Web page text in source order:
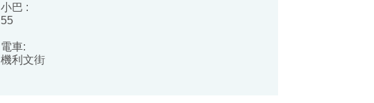
小巴 :
55
電車:
機利文街